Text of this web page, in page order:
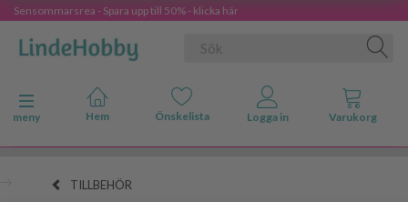
Sensommarsrea - Spara upp till 50% - klicka här
Ändra navigering
meny
TILLBEHÖR